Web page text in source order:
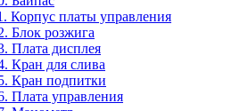
Корпус платы управления
Блок розжига
Плата дисплея
Кран для слива
Кран подпитки
Плата управления